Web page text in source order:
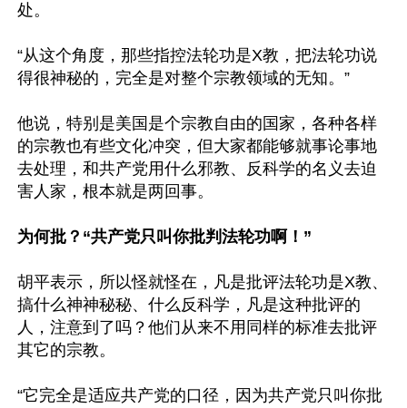
处。
“从这个角度，那些指控法轮功是X教，把法轮功说
得很神秘的，完全是对整个宗教领域的无知。”
他说，特别是美国是个宗教自由的国家，各种各样
的宗教也有些文化冲突，但大家都能够就事论事地
去处理，和共产党用什么邪教、反科学的名义去迫
害人家，根本就是两回事。
为何批？“共产党只叫你批判法轮功啊！”
胡平表示，所以怪就怪在，凡是批评法轮功是X教、
搞什么神神秘秘、什么反科学，凡是这种批评的
人，注意到了吗？他们从来不用同样的标准去批评
其它的宗教。
“它完全是适应共产党的口径，因为共产党只叫你批